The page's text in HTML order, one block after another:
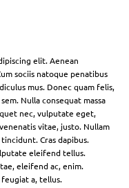
elit. Aenean
sociis natoque penatibus
mus. Donec quam felis,
Nulla consequat massa
nec, vulputate eget,
vitae, justo. Nullam
Cras dapibus.
eleifend tellus.
eleifend ac, enim.
a, tellus.